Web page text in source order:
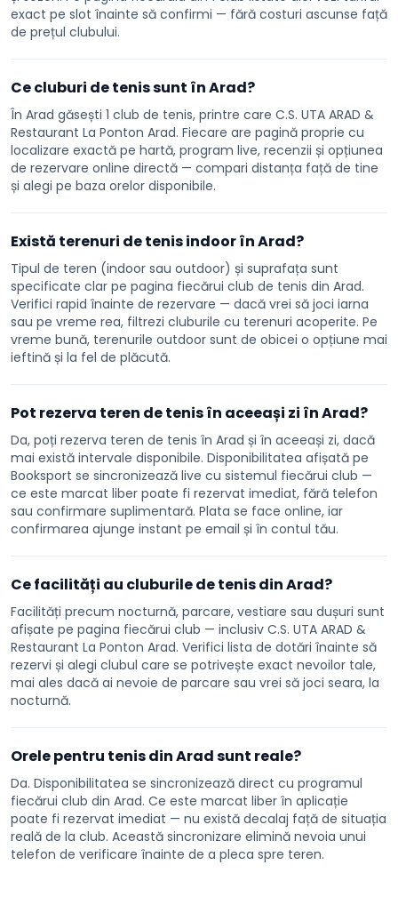
exact pe slot înainte să confirmi — fără costuri ascunse față
de prețul clubului.
Ce cluburi de tenis sunt în Arad?
În Arad găsești 1 club de tenis, printre care C.S. UTA ARAD &
Restaurant La Ponton Arad. Fiecare are pagină proprie cu
localizare exactă pe hartă, program live, recenzii și opțiunea
de rezervare online directă — compari distanța față de tine
și alegi pe baza orelor disponibile.
Există terenuri de tenis indoor în Arad?
Tipul de teren (indoor sau outdoor) și suprafața sunt
specificate clar pe pagina fiecărui club de tenis din Arad.
Verifici rapid înainte de rezervare — dacă vrei să joci iarna
sau pe vreme rea, filtrezi cluburile cu terenuri acoperite. Pe
vreme bună, terenurile outdoor sunt de obicei o opțiune mai
ieftină și la fel de plăcută.
Pot rezerva teren de tenis în aceeași zi în Arad?
Da, poți rezerva teren de tenis în Arad și în aceeași zi, dacă
mai există intervale disponibile. Disponibilitatea afișată pe
Booksport se sincronizează live cu sistemul fiecărui club —
ce este marcat liber poate fi rezervat imediat, fără telefon
sau confirmare suplimentară. Plata se face online, iar
confirmarea ajunge instant pe email și în contul tău.
Ce facilități au cluburile de tenis din Arad?
Facilități precum nocturnă, parcare, vestiare sau dușuri sunt
afișate pe pagina fiecărui club — inclusiv C.S. UTA ARAD &
Restaurant La Ponton Arad. Verifici lista de dotări înainte să
rezervi și alegi clubul care se potrivește exact nevoilor tale,
mai ales dacă ai nevoie de parcare sau vrei să joci seara, la
nocturnă.
Orele pentru tenis din Arad sunt reale?
Da. Disponibilitatea se sincronizează direct cu programul
fiecărui club din Arad. Ce este marcat liber în aplicație
poate fi rezervat imediat — nu există decalaj față de situația
reală de la club. Această sincronizare elimină nevoia unui
telefon de verificare înainte de a pleca spre teren.